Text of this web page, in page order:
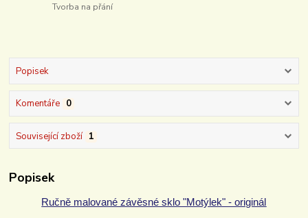
Tvorba na přání
Popisek
Komentáře 0
Související zboží 1
Popisek
Ručně malované závěsné sklo "Motýlek" - originál